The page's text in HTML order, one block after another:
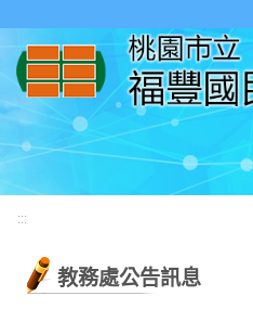
:::
教務處公告訊息